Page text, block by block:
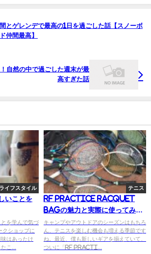
とゲレンデで最高の1日を過ごした話【スノーボ
仲間最高】
自然の中で過ごした週末が最
高すぎた話
ライフスタイル
いことを
を学んで気づ
クショップに
はあったけ
こ...
テニス
RF PRACTICE RACQUET
BAGの魅力と実際に使ってみた
感想
キャンプやアウトドアのシーズンはもちろ
ん、テニスを楽しむ機会も増える季節です
ね。最近、僕も新しいギアを揃えていて、
ついに「RF PRACTI...